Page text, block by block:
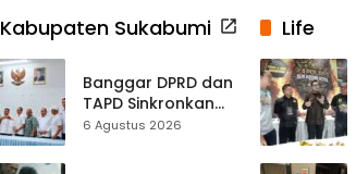
Kabupaten Sukabumi
Banggar DPRD dan
TAPD Sinkronkan
Anggaran
6 Agustus 2026
Life